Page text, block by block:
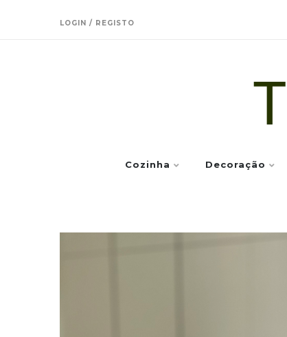
LOGIN / REGISTO
Cozinha Decoração